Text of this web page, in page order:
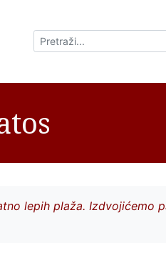
lepih plaža. Izdvojićemo